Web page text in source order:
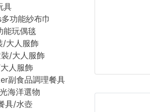
具
功能紗布巾
能玩偶毯
大人服飾
/大人服飾
人服飾
副食品調理餐具
海洋選物
具/水壺